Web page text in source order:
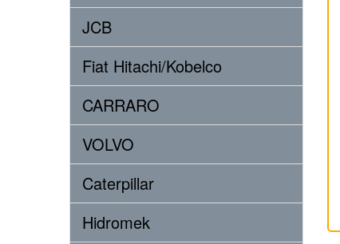
JCB
Fiat Hitachi/Kobelco
CARRARO
VOLVO
Caterpillar
Hidromek